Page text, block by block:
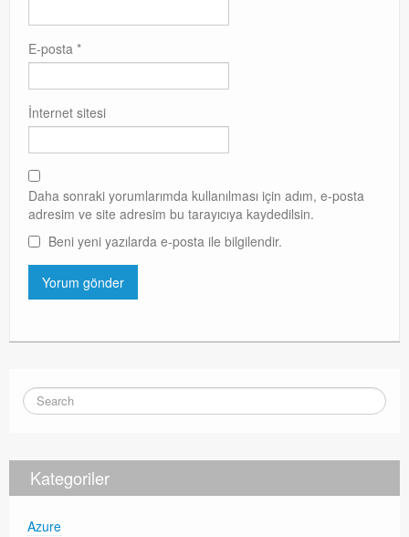
E-posta *
İnternet sitesi
Daha sonraki yorumlarımda kullanılması için adım, e-posta
adresim ve site adresim bu tarayıcıya kaydedilsin.
Beni yeni yazılarda e-posta ile bilgilendir.
Kategoriler
Azure